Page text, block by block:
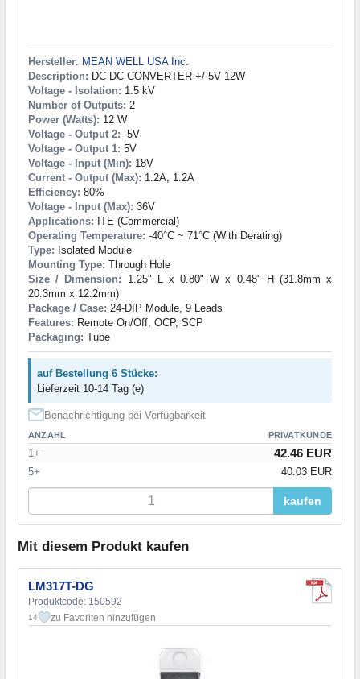
Hersteller: MEAN WELL USA Inc.
Description: DC DC CONVERTER +/-5V 12W
Voltage - Isolation: 1.5 kV
Number of Outputs: 2
Power (Watts): 12 W
Voltage - Output 2: -5V
Voltage - Output 1: 5V
Voltage - Input (Min): 18V
Current - Output (Max): 1.2A, 1.2A
Efficiency: 80%
Voltage - Input (Max): 36V
Applications: ITE (Commercial)
Operating Temperature: -40°C ~ 71°C (With Derating)
Type: Isolated Module
Mounting Type: Through Hole
Size / Dimension: 1.25" L x 0.80" W x 0.48" H (31.8mm x
20.3mm x 12.2mm)
Package / Case: 24-DIP Module, 9 Leads
Features: Remote On/Off, OCP, SCP
Packaging: Tube
auf Bestellung 6 Stücke:
Lieferzeit 10-14 Tag (e)
Benachrichtigung bei Verfügbarkeit
ANZAHL PRIVATKUNDE
1+ 42.46 EUR
5+ 40.03 EUR
kaufen
Mit diesem Produkt kaufen
LM317T-DG
Produktcode: 150592
14 zu Favoriten hinzufügen